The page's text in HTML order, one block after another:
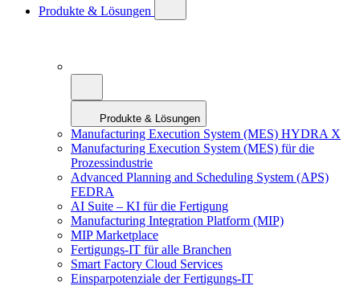
Produkte & Lösungen
Produkte & Lösungen
Manufacturing Execution System (MES) HYDRA X
Manufacturing Execution System (MES) für die
Prozessindustrie
Advanced Planning and Scheduling System (APS)
FEDRA
AI Suite – KI für die Fertigung
Manufacturing Integration Platform (MIP)
MIP Marketplace
Fertigungs-IT für alle Branchen
Smart Factory Cloud Services
Einsparpotenziale der Fertigungs-IT